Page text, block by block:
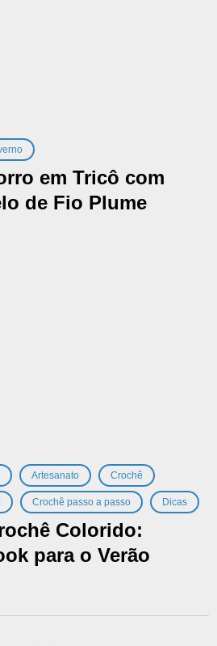
em Tricô com
de Fio Plume
, Artesanato , Crochê ,
, Crochê passo a passo , Dicas
Colorido:
para o Verão